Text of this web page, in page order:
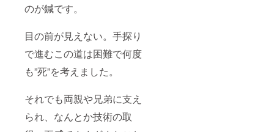
のが鍼です。
目の前が見えない。手探り
で進むこの道は困難で何度
も”死”を考えました。
それでも両親や兄弟に支え
られ、なんとか技術の取